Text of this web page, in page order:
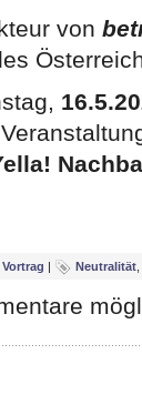
von
Vortrag | Neutralität